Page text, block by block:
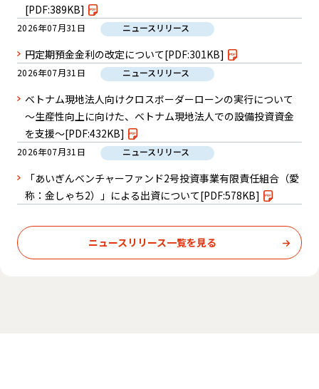
[PDF:389KB]
2026年07月31日 ニュースリリース
円定期預金金利の改定について[PDF:301KB]
2026年07月31日 ニュースリリース
ベトナム現地法人向けクロスボーダーローンの実行について
～生産性向上に向けた、ベトナム現地法人での設備投資資金
を支援～[PDF:432KB]
2026年07月31日 ニュースリリース
「あいぎんベンチャーファンド2号投資事業有限責任組合（愛
称：金しゃち2）」による出資について[PDF:578KB]
ニュースリリース一覧を見る